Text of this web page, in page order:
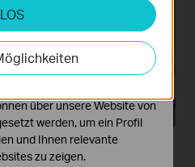
LOS
es uns, Ihre Aktivitäten
um die
zu verbessern und
über unsere Website von
werden, um ein Profil
und Ihnen relevante
zu zeigen.